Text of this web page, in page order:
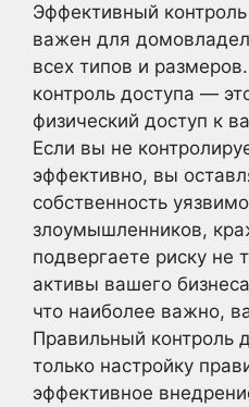
Эффективный
важен для
всех типов и
контроль доступа —
физический доступ к
Если вы не
эффективно, вы
собственность
злоумышленников,
подвергаете риску не
активы вашего
что наиболее важно,
Правильный контроль
только настройку
эффективное